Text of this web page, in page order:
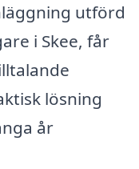
utförd
i Skee, får
lösning
år